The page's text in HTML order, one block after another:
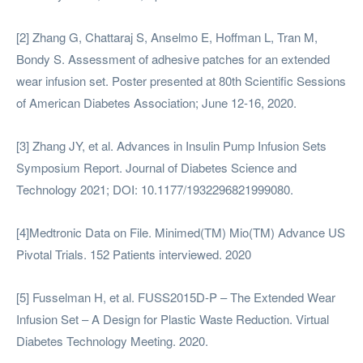
[2] Zhang G, Chattaraj S, Anselmo E, Hoffman L, Tran M,
Bondy S. Assessment of adhesive patches for an extended
wear infusion set. Poster presented at 80th Scientific Sessions
of American Diabetes Association; June 12-16, 2020.
[3] Zhang JY, et al. Advances in Insulin Pump Infusion Sets
Symposium Report. Journal of Diabetes Science and
Technology 2021; DOI: 10.1177/1932296821999080.
[4]Medtronic Data on File. Minimed(TM) Mio(TM) Advance US
Pivotal Trials. 152 Patients interviewed. 2020
[5] Fusselman H, et al. FUSS2015D-P – The Extended Wear
Infusion Set – A Design for Plastic Waste Reduction. Virtual
Diabetes Technology Meeting. 2020.